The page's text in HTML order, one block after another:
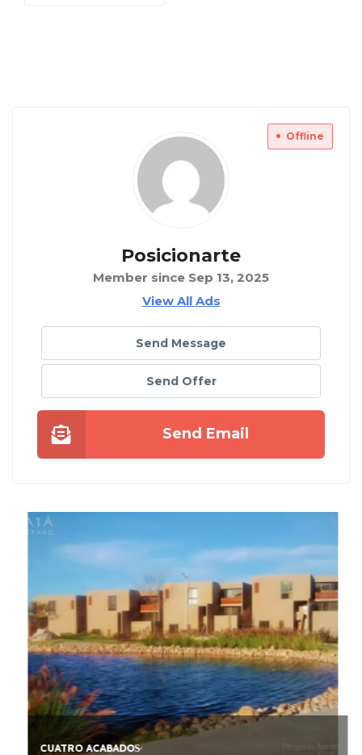
Offline
Posicionarte
Member since Sep 13, 2025
View All Ads
Send Message
Send Offer
Send Email
CUATRO ACABADOS̷